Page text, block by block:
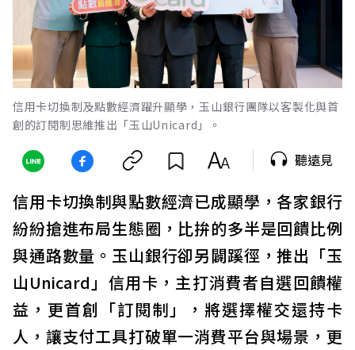
信用卡切換制及點數經濟躍升顯學，玉山銀行團隊以客製化與首
創的訂閱制思維推出「玉山Unicard」。
聽遠見
信用卡切換制與點數經濟已成顯學，各家銀行
紛紛搶進布局生態圈，比拚的多半是回饋比例
與通路數量。玉山銀行卻另闢蹊徑，推出「玉
山Unicard」信用卡，主打消費者自選回饋權
益，更首創「訂閱制」，將選擇權交還持卡
人，讓支付工具打破單一消費平台與場景，更